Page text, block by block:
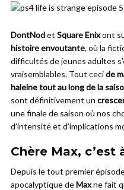
DontNodet Square Enixont
histoire envoutante, où la
difficultés de jeunes adultes
vraisemblables. Tout cecide
haleine tout au long de la
sont définitivement un
une finale de saison où nos
d’intensité et d’implications
Chère Max,
Depuis le tout premier
apocalyptique deMaxne fait